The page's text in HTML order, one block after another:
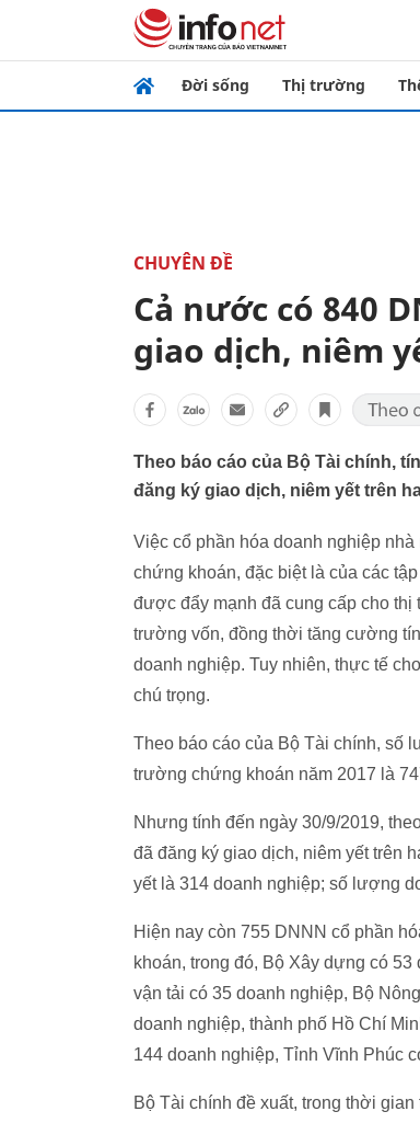
Đời sống Thị trường
CHUYÊN ĐỀ
Cả nước có 840
giao dịch, niêm
Theo báo cáo của Bộ Tài chính,
đăng ký giao dịch, niêm yết trên
Việc cổ phần hóa doanh nghiệp
chứng khoán, đặc biệt là của các
được đẩy mạnh đã cung cấp cho
trường vốn, đồng thời tăng cường
doanh nghiệp. Tuy nhiên, thực tế
chú trọng.
Theo báo cáo của Bộ Tài chính, số
trường chứng khoán năm 2017 là
Nhưng tính đến ngày 30/9/2019,
đã đăng ký giao dịch, niêm yết trên
yết là 314 doanh nghiệp; số lượng
Hiện nay còn 755 DNNN cổ phần
khoán, trong đó, Bộ Xây dựng có
vận tải có 35 doanh nghiệp, Bộ
doanh nghiệp, thành phố Hồ Chí
144 doanh nghiệp, Tỉnh Vĩnh Phúc
Bộ Tài chính đề xuất, trong thời